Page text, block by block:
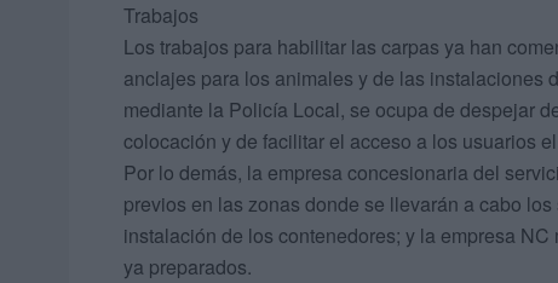
Trabajos
Los trabajos para habilitar las carpas ya han
anclajes para los animales y de las instalaciones
mediante la Policía Local, se ocupa de despejar
colocación y de facilitar el acceso a los usuarios
Por lo demás, la empresa concesionaria del
previos en las zonas donde se llevarán a cabo
instalación de los contenedores; y la empresa
ya preparados.